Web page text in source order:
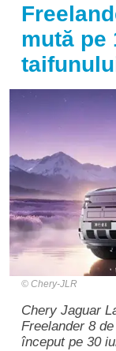
mută pe
Chery-JLR
Chery Jaguar
Freelander 8
început pe 30